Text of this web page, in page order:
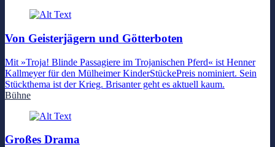
Von Geisterjägern und Götterboten
Mit »Troja! Blinde Passagiere im Trojanischen Pferd« ist Henner
Kallmeyer für den Mülheimer KinderStückePreis nominiert. Sein
Stückthema ist der Krieg. Brisanter geht es aktuell kaum.
Bühne
Großes Drama